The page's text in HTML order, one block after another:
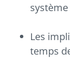
Les
temps